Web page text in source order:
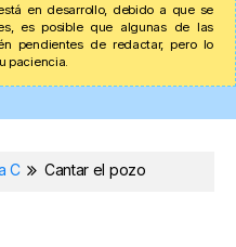
en desarrollo, debido a que se
es posible que algunas de las
pendientes de redactar, pero lo
paciencia.
C Cantar el pozo